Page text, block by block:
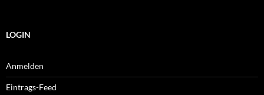
LOGIN
Anmelden
Eintrags-Feed